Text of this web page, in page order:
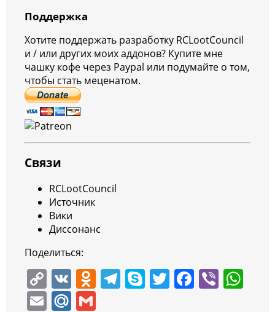
Поддержка
Хотите поддержать разработку RCLootCouncil
и / или других моих аддонов? Купите мне
чашку кофе через Paypal или подумайте о том,
чтобы стать меценатом.
Связи
RCLootCouncil
Источник
Вики
Диссонанс
Поделиться:
C
o
V
K
O T S T F Vi
E M